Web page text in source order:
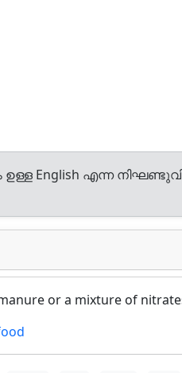
English എന്ന
or a mixture of